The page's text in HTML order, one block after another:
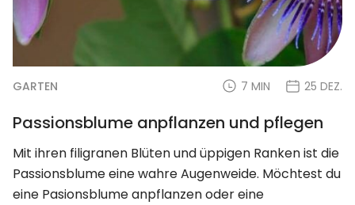
GARTEN 7 MIN 25 DEZ.
Passionsblume anpflanzen und pflegen
Mit ihren filigranen Blüten und üppigen Ranken ist die
Passionsblume eine wahre Augenweide. Möchtest du
eine Pasionsblume anpflanzen oder eine